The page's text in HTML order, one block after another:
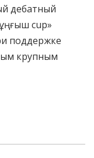
дебатный
cup»
поддержке
крупным